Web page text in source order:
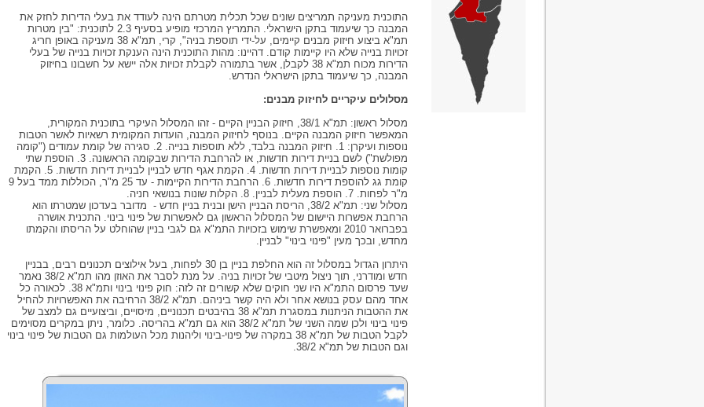
התוכנית מעניקה תמריצים שונים שכל תכלית מטרתם הינה לעודד את בעלי הדירות לחזק את
המבנה כך שיעמוד בתקן הישראלי. התמריץ המרכזי מופיע בסעיף 2.3 לתוכנית: "בין מטרות
תמ"א ביצוע חיזוק מבנים קיימים, על-ידי תוספת בניה", קרי, תמ"א 38 מעניקה באופן חריג
זכויות בנייה שלא היו קיימות קודם. דהיינו: מהות התוכנית הינה הענקת זכויות בנייה של בעלי
הדירות מכוח תמ"א 38 לקבלן, אשר בתמורה לקבלת זכויות אלה יישא על חשבונו בחיזוק
המבנה, כך שיעמוד בתקן הישראלי הנדרש.
מסלולים עיקריים לחיזוק מבנים:
מסלול ראשון: תמ"א 38/1, חיזוק הבניין הקיים - זהו המסלול העיקרי בתוכנית המקורית,
המאפשר חיזוק המבנה הקיים. בנוסף לחיזוק המבנה, הועדות המקומית רשאיות לאשר הטבות
נוספות ועיקרן: 1. חיזוק המבנה בלבד, ללא תוספות בנייה. 2. סגירה של קומת עמודים ("קומה
מפולשת") לשם בניית דירות חדשות, או להרחבת הדירות שבקומה הראשונה. 3. הוספת שתי
קומות נוספות לבניית דירות חדשות. 4. הקמת אגף חדש לבניין לבניית דירות חדשות. 5. הקמת
קומת גג להוספת דירות חדשות. 6. הרחבת הדירות הקיימות - עד 25 מ"ר, הכוללות ממד בעל 9
מ"ר לפחות. 7. הוספת מעלית לבניין. 8. הקלות שונות בנושאי חניה.
מסלול שני: תמ"א 38/2, הריסת הבניין הישן ובנית בניין חדש - מדובר בעדכון שמטרתו הוא
הרחבת אפשרות היישום של המסלול הראשון גם לאפשרות של פינוי בינוי. התכנית אושרה
בפברואר 2010 ומאפשרת שימוש בזכויות התמ"א גם לגבי בניין שהוחלט על הריסתו והקמתו
מחדש, ובכך מעין "פינוי בינוי" לבניין.
היתרון הגדול במסלול זה הוא החלפת בניין בן 30 לפחות, בעל אילוצים תכנונים רבים, בבניין
חדש ומודרני, תוך ניצול מיטבי של זכויות בניה. על מנת לסבר את האוזן מהו תמ"א 38/2 נאמר
שעד פרסום התמ"א היו שני חוקים שלא קשורים זה לזה: חוק פינוי בינוי ותמ"א 38. לכאורה כל
אחד מהם עסק בנושא אחר ולא היה קשר ביניהם. תמ"א 38/2 הרחיבה את האפשרויות להחיל
את ההטבות הניתנות במסגרת תמ"א 38 בהיבטים תכנוניים, מיסויים, וביצועיים גם למצב של
פינוי בינוי ולכן שמה השני של תמ"א 38/2 הוא גם תמ"א בהריסה. כלומר, ניתן במקרים מסוימים
לקבל הטבות של תמ"א 38 במקרה של פינוי-בינוי וליהנות מכל העולמות גם הטבות של פינוי בינוי
וגם הטבות של תמ"א 38/2.